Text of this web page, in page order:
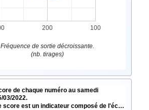
200 100
Fréquence de sortie décroissante.
(nb. tirages)
de chaque numéro au samedi
03/2022.
score est un indicateur composé de l'éc…